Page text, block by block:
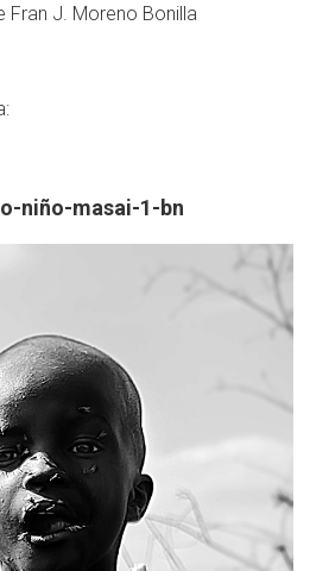
Fran J. Moreno Bonilla
niño-masai-1-bn